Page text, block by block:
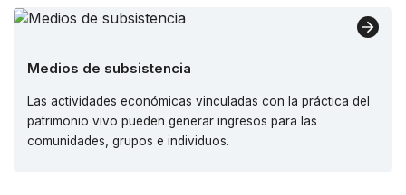
Medios de subsistencia
Las actividades económicas vinculadas con la práctica del
patrimonio vivo pueden generar ingresos para las
comunidades, grupos e individuos.